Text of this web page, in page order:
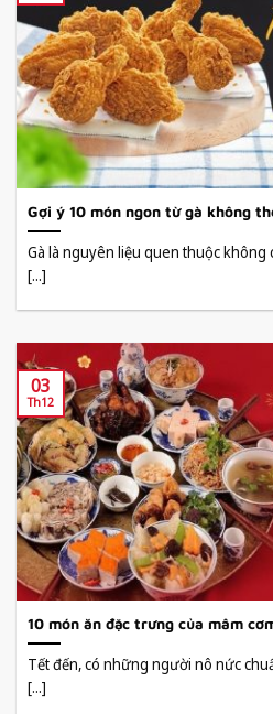
Gợi ý 10 món ngon từ gà không
Gà là nguyên liệu quen thuộc không
[...]
10 món ăn đặc trưng của mâm
Tết đến, có những người nô nức
[...]
03
Th12